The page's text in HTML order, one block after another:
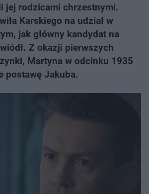
jej rodzicami chrzestnymi.
Karskiego na udział w
jak główny kandydat na
Z okazji pierwszych
Martyna w odcinku 1935
postawę Jakuba.